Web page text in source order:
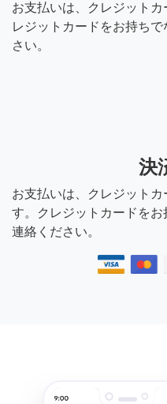
お支払いは、クレジット
レジットカードをお持ち
さい。
決
お支払いは、クレジット
す。クレジットカードを
連絡ください。